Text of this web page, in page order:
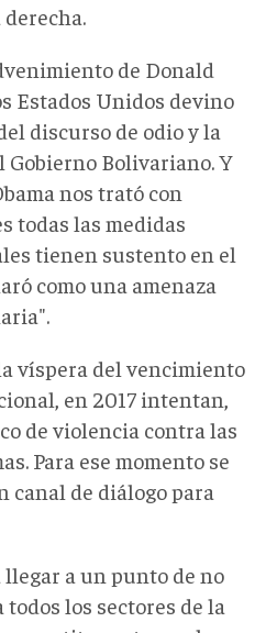
de Donald
Estados Unidos devino
discurso de odio y la
Bolivariano. Y
nos trató con
todas las medidas
tienen sustento en el
como una amenaza
víspera del vencimiento
en 2017 intentan,
de violencia contra las
Para ese momento se
canal de diálogo para
a un punto de no
los sectores de la